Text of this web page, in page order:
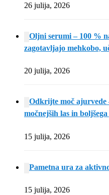
26 julija, 2026
Oljni serumi – 100 %
zagotavljajo mehkobo,
20 julija, 2026
Odkrijte moč ajurvede
močnejših las in
15 julija, 2026
Pametna ura za
15 julija, 2026